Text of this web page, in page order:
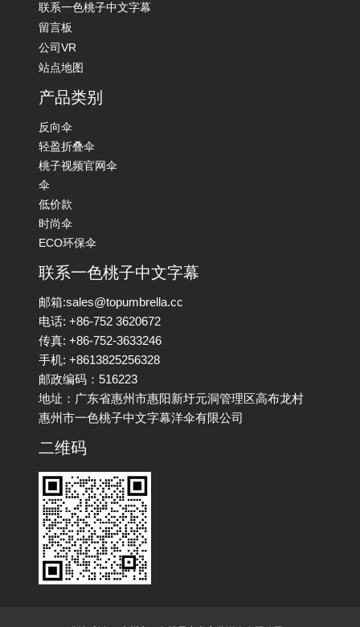
联系一色桃子中文字幕
留言板
公司VR
站点地图
产品类别
反向伞
轻盈折叠伞
桃子视频官网伞
伞
低价款
时尚伞
ECO环保伞
联系一色桃子中文字幕
邮箱:sales@topumbrella.cc
电话: +86-752 3620672
传真: +86-752-3633246
手机: +8613825256328
邮政编码：516223
地址：广东省惠州市惠阳新圩元洞管理区高布龙村
惠州市一色桃子中文字幕洋伞有限公司
二维码